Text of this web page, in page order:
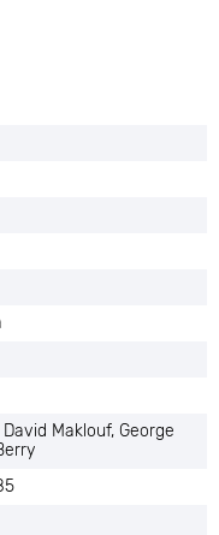
David Maklouf, George